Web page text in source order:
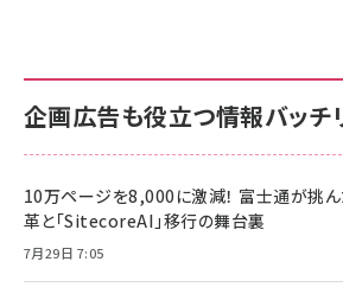
企画広告も役立つ情報バッチ
10万ページを8,000に激減！ 富士通が挑
革と「SitecoreAI」移行の舞台裏
7月29日 7:05